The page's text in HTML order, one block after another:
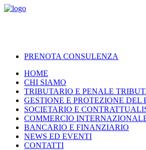
PRENOTA CONSULENZA
HOME
CHI SIAMO
TRIBUTARIO E PENALE
GESTIONE E PROTEZIONE DEL
SOCIETARIO E
COMMERCIO
BANCARIO E FINANZIARIO
NEWS ED EVENTI
CONTATTI